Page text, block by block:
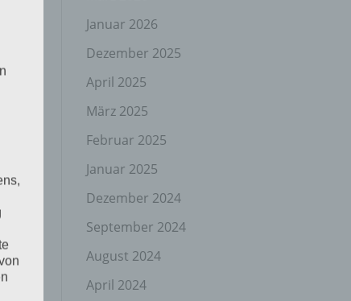
Januar 2026
Dezember 2025
April 2025
März 2025
Februar 2025
Januar 2025
Dezember 2024
September 2024
August 2024
April 2024